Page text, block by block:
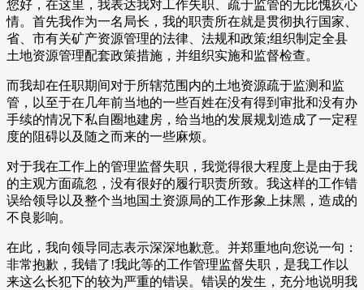
您好，在这里，我表达我对工作失职、疏于监管的无比愧疚心
情。首先我作为一名局长，我的职责所在就是贯彻执行国家、
省、市有关矿产资源管理的法律、法规和政策;组织制定全县
土地资源管理配套政策措施，并组织实施和监督检查。
而我却在任职期间对于所辖范围内的土地资源疏于监测和监
管，以至于在几年前当地的一些百姓在没有得到审批和没有办
手续的情况下私自圈地建房，给当地的发展规划造成了一定程
度的阻碍以及随之而来的一些麻烦。
对于我在工作上的管理监督失职，我觉得很大程度上是由于我
的主观方面疏忽，没有很好的履行职责所致。我这样的工作错
误给领导以及整个当地国土资源局的工作形象上抹黑，造成的
不良影响。
在此，我向领导同志表示深深地歉意。并郑重地向您说一句：
非常抱歉，我错了!我此等的工作管理监督失职，是我工作以
来这么长犯下的较为严重的错误。错误的发生，充分地说明我